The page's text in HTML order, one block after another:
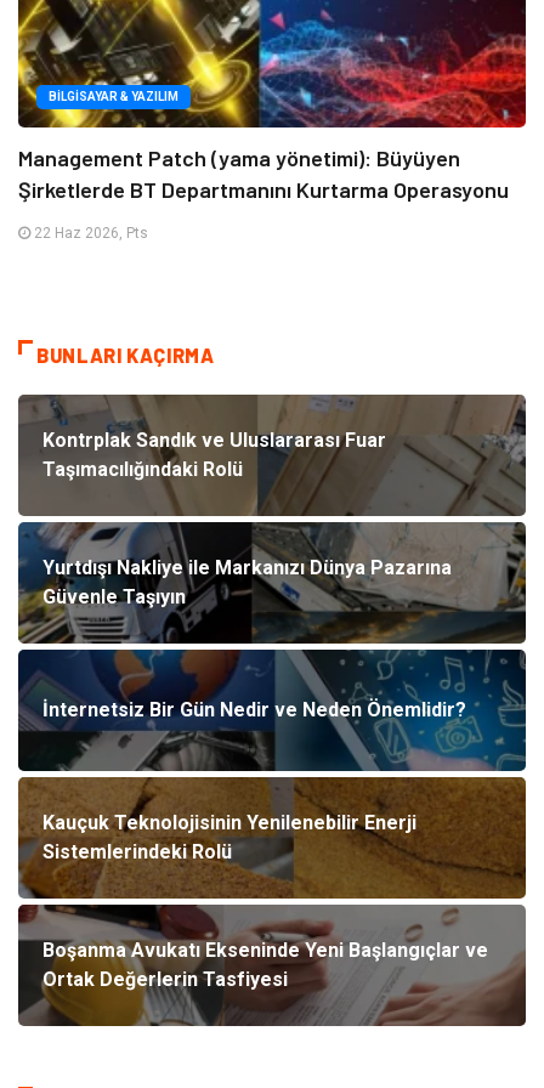
BILGISAYAR & YAZILIM
Management Patch (yama yönetimi): Büyüyen
Şirketlerde BT Departmanını Kurtarma Operasyonu
22 Haz 2026, Pts
BUNLARI KAÇIRMA
Kontrplak Sandık ve Uluslararası Fuar
Taşımacılığındaki Rolü
Yurtdışı Nakliye ile Markanızı Dünya Pazarına
Güvenle Taşıyın
İnternetsiz Bir Gün Nedir ve Neden Önemlidir?
Kauçuk Teknolojisinin Yenilenebilir Enerji
Sistemlerindeki Rolü
Boşanma Avukatı Ekseninde Yeni Başlangıçlar ve
Ortak Değerlerin Tasfiyesi